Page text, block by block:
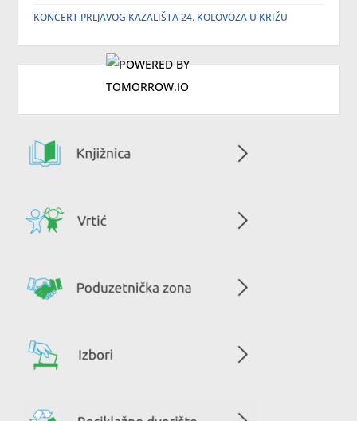
KONCERT PRLJAVOG KAZALIŠTA 24. KOLOVOZA U KRIŽU